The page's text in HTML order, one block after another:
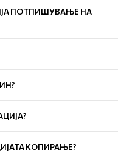
ПОТПИШУВАЊЕ НА
КОПИРАЊЕ?